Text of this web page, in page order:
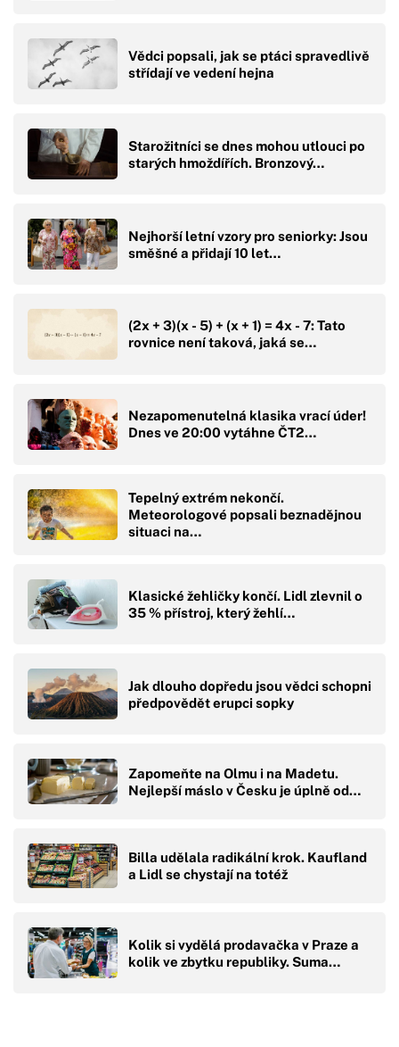
Vědci popsali, jak se ptáci spravedlivě
střídají ve vedení hejna
Starožitníci se dnes mohou utlouci po
starých hmoždířích. Bronzový…
Nejhorší letní vzory pro seniorky: Jsou
směšné a přidají 10 let…
(2x + 3)(x - 5) + (x + 1) = 4x - 7: Tato
rovnice není taková, jaká se…
Nezapomenutelná klasika vrací úder!
Dnes ve 20:00 vytáhne ČT2…
Tepelný extrém nekončí.
Meteorologové popsali beznadějnou
situaci na…
Klasické žehličky končí. Lidl zlevnil o
35 % přístroj, který žehlí…
Jak dlouho dopředu jsou vědci schopni
předpovědět erupci sopky
Zapomeňte na Olmu i na Madetu.
Nejlepší máslo v Česku je úplně od…
Billa udělala radikální krok. Kaufland
a Lidl se chystají na totéž
Kolik si vydělá prodavačka v Praze a
kolik ve zbytku republiky. Suma…